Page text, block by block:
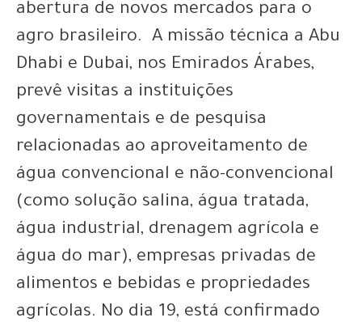
abertura de novos mercados para o
agro brasileiro. A missão técnica a Abu
Dhabi e Dubai, nos Emirados Árabes,
prevê visitas a instituições
governamentais e de pesquisa
relacionadas ao aproveitamento de
água convencional e não-convencional
(como solução salina, água tratada,
água industrial, drenagem agrícola e
água do mar), empresas privadas de
alimentos e bebidas e propriedades
agrícolas. No dia 19, está confirmado